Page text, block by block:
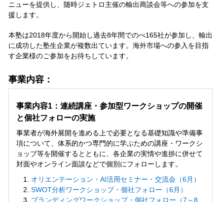
ニューを提供し、随時ジェトロ主催の輸出商談会等への参加を支
援します。
本塾は2018年度から開始し過去8年間でのべ165社が参加し、輸出
に成功した塾生企業が複数出ています。海外市場への参入を目指
す企業様のご参加をお待ちしています。
事業内容：
事業内容1：連続講座・参加型ワークショップの開催
と個社フォローの実施
事業者が海外展開を進める上で必要となる基礎知識や準備事
項について、体系的かつ専門的に学ぶための講座・ワークシ
ョップ等を開催するとともに、各企業の実情や進捗に併せて
対面やオンライン面談などで個別にフォローします。
オリエンテーション・AI活用セミナー・交流会（6月）
SWOT分析ワークショップ・個社フォロー（6月）
ブランディングワークショップ・個社フォロー（7～8